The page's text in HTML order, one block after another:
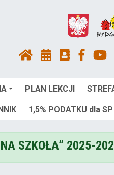
PLAN LEKCJI
1,5% PODATKU dla
SZKOŁA” 2025-